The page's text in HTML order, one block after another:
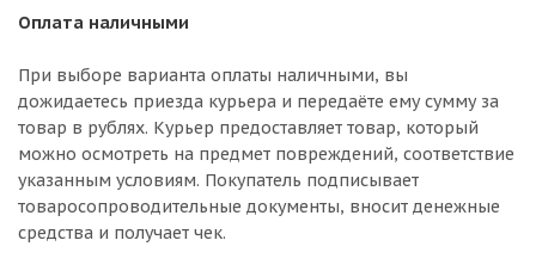
Оплата наличными
При выборе варианта оплаты наличными, вы
дожидаетесь приезда курьера и передаёте ему сумму за
товар в рублях. Курьер предоставляет товар, который
можно осмотреть на предмет повреждений, соответствие
указанным условиям. Покупатель подписывает
товаросопроводительные документы, вносит денежные
средства и получает чек.